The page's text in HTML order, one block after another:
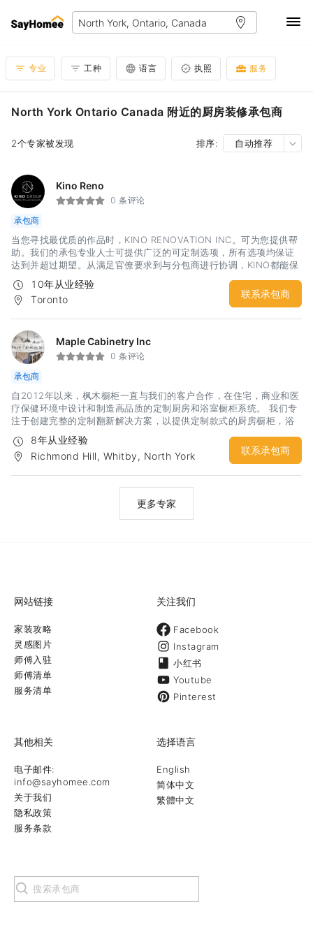
专业 工种 语言 执照 服务
North York Ontario Canada 附近的厨房装修承包商
2个专家被发现 排序: 自动推荐
Kino Reno
0 条评论
承包商
当您寻找最优质的作品时，KINO RENOVATION INC。可为您提供帮
助。我们的承包专业人士可提供广泛的可定制选项，所有选项均保证
达到并超过期望。从满足官僚要求到与分包商进行协调，KINO都能保
证准确，及时和高效的工作。立即与我们联系，以了解更多我们可以
为您服务的信息！
10年从业经验
Toronto
联系承包商
Maple Cabinetry Inc
0 条评论
承包商
自2012年以来，枫木橱柜一直与我们的客户合作，在住宅，商业和医
疗保健环境中设计和制造高品质的定制厨房和浴室橱柜系统。 我们专
注于创建完整的定制翻新解决方案，以提供定制款式的厨房橱柜，浴
室柜，衣柜和步入式衣橱，款式多样，饰面选择丰富且价格合理。 我
们致力于与客户合作，以满足并超越自定义要求，以实现最高水平的
客户满意度。 专长 在厨房，浴室，卧室，壁炉柜，接待区和超市中
8年从业经验
Richmond Hill, Whitby, North York
联系承包商
更多专家
网站链接
家装攻略
灵感图片
师傅入驻
师傅清单
服务清单
关注我们
Facebook
Instagram
小红书
Youtube
Pinterest
其他相关
电子邮件:
info@sayhomee.com
关于我们
隐私政策
服务条款
选择语言
English
简体中文
繁體中文